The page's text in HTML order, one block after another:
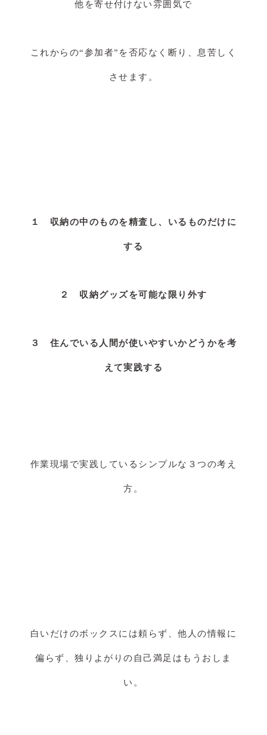
他を寄せ付けない雰囲気で
これからの“参加者”を否応なく断り、息苦しく
させます。
１ 収納の中のものを精査し、いるものだけに
する
２ 収納グッズを可能な限り外す
３ 住んでいる人間が使いやすいかどうかを考
えて実践する
作業現場で実践しているシンプルな３つの考え
方。
白いだけのボックスには頼らず、他人の情報に
偏らず、独りよがりの自己満足はもうおしま
い。